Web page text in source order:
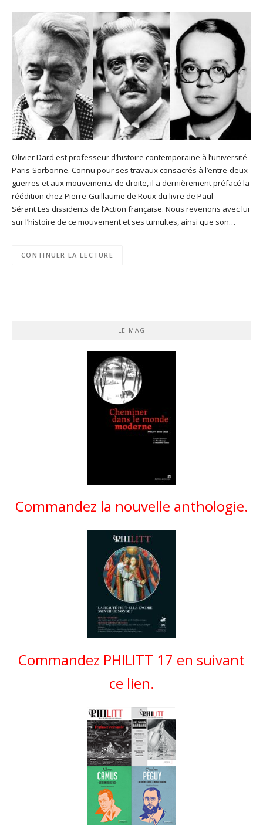
Olivier Dard est professeur d’histoire contemporaine à l’université
Paris-Sorbonne. Connu pour ses travaux consacrés à l’entre-deux-
guerres et aux mouvements de droite, il a dernièrement préfacé la
réédition chez Pierre-Guillaume de Roux du livre de Paul
Sérant Les dissidents de l’Action française. Nous revenons avec lui
sur l’histoire de ce mouvement et ses tumultes, ainsi que son…
CONTINUER LA LECTURE
LE MAG
Commandez la nouvelle anthologie.
Commandez PHILITT 17 en suivant
ce lien.